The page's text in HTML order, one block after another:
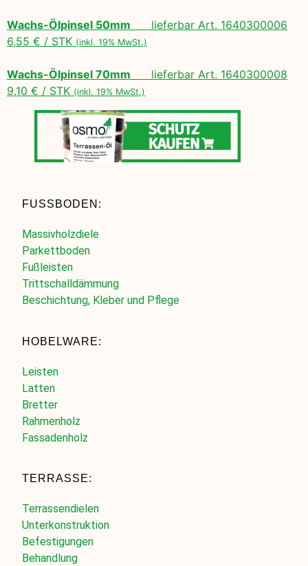
Wachs-Ölpinsel 50mm lieferbar Art. 1640300006
6,55 € / STK (inkl. 19% MwSt.)
Wachs-Ölpinsel 70mm lieferbar Art. 1640300008
9,10 € / STK (inkl. 19% MwSt.)
FUSSBODEN:
Massivholzdiele
Parkettboden
Fußleisten
Trittschalldämmung
Beschichtung, Kleber und Pflege
HOBELWARE:
Leisten
Latten
Bretter
Rahmenholz
Fassadenholz
TERRASSE:
Terrassendielen
Unterkonstruktion
Befestigungen
Behandlung